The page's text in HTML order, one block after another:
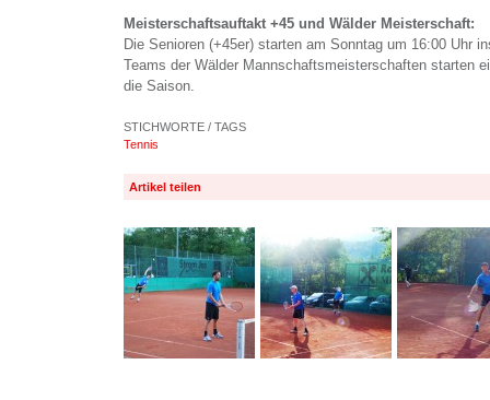
Meisterschaftsauftakt +45 und Wälder Meisterschaft:
Die Senioren (+45er) starten am Sonntag um 16:00 Uhr
Teams der Wälder Mannschaftsmeisterschaften starten
die Saison.
STICHWORTE / TAGS
Tennis
Artikel teilen